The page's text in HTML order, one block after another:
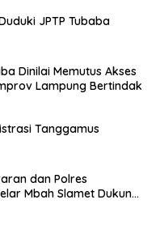
JPTP Tubaba
Dinilai Memutus Akses
Lampung Bertindak
Tanggamus
dan Polres
Mbah Slamet Dukun